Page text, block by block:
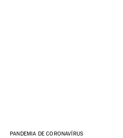
PANDEMIA DE CORONAVÍRUS